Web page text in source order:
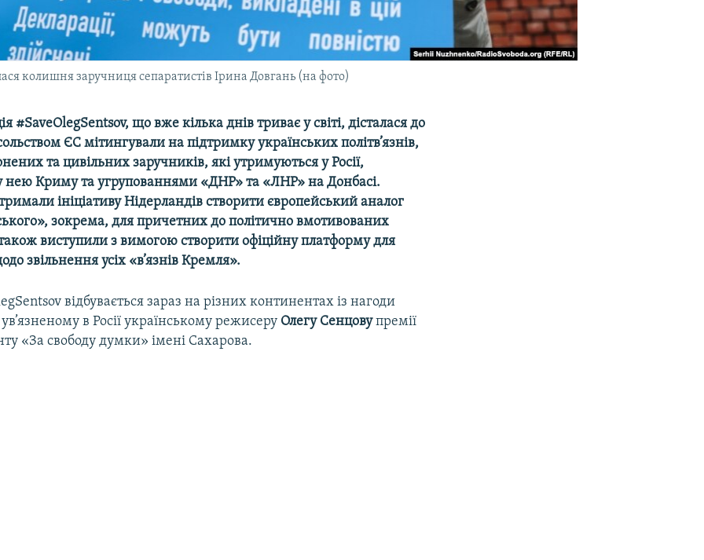
колишня заручниця сепаратистів Ірина Довгань (на фото)
#SaveOlegSentsov, що вже кілька днів триває у світі, дісталася до
ЄС мітингували на підтримку українських політв’язнів,
та цивільних заручників, які утримуються у Росії,
нею Криму та угрупованнями «ДНР» та «ЛНР» на Донбасі.
ініціативу Нідерландів створити європейський аналог
зокрема, для причетних до політично вмотивованих
виступили з вимогою створити офіційну платформу для
звільнення усіх «в’язнів Кремля».
відбувається зараз на різних континентах із нагоди
в Росії українському режисеру Олегу Сенцовупремії
«За свободу думки» імені Сахарова.